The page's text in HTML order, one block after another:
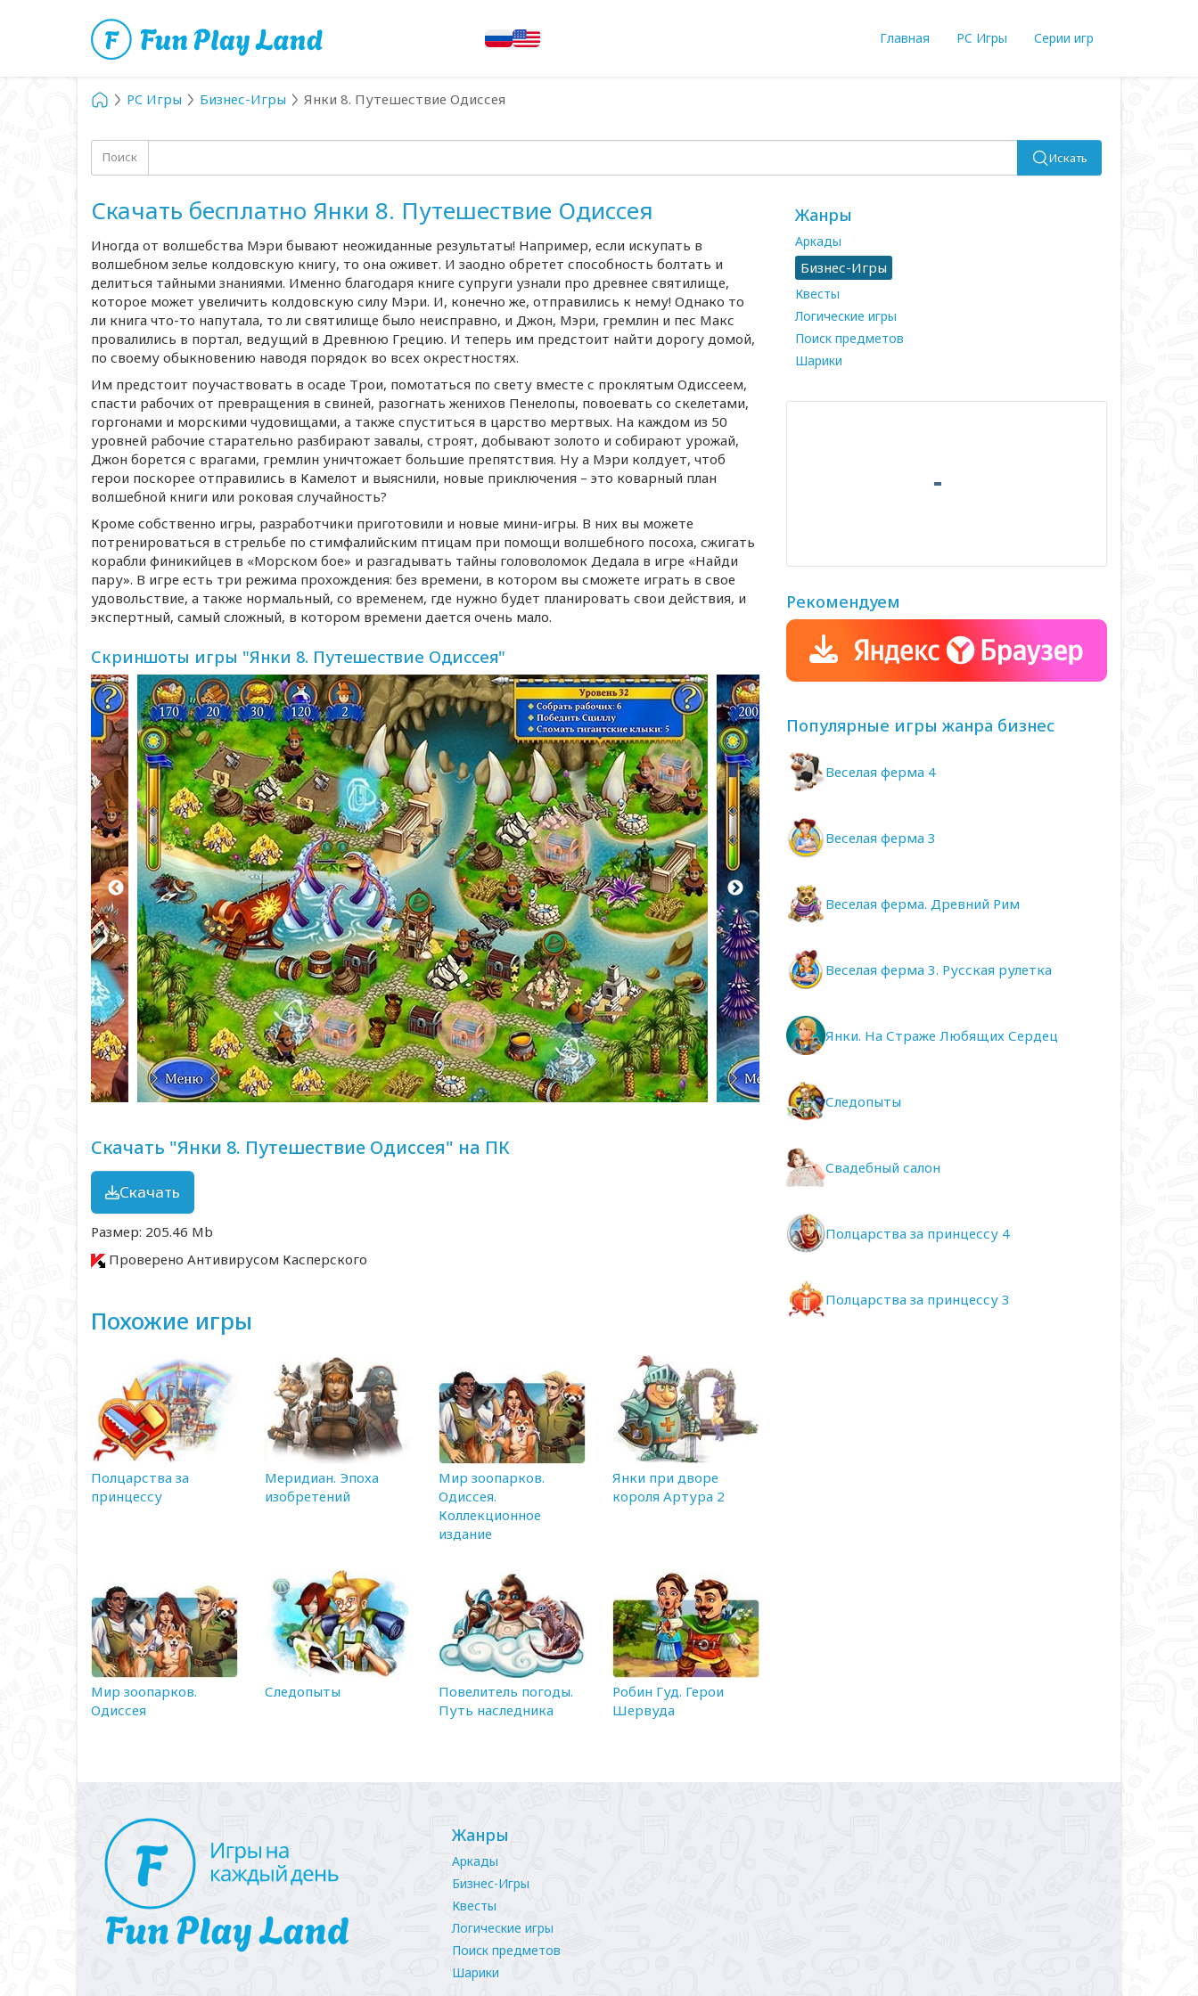
Главная PC Игры Серии игр
PC Игры Бизнес-Игры Янки 8. Путешествие Одиссея
Поиск Искать
Скачать бесплатно Янки 8. Путешествие Одиссея
Иногда от волшебства Мэри бывают неожиданные результаты! Например, если искупать в
волшебном зелье колдовскую книгу, то она оживет. И заодно обретет способность болтать и
делиться тайными знаниями. Именно благодаря книге супруги узнали про древнее святилище,
которое может увеличить колдовскую силу Мэри. И, конечно же, отправились к нему! Однако то
ли книга что-то напутала, то ли святилище было неисправно, и Джон, Мэри, гремлин и пес Макс
провалились в портал, ведущий в Древнюю Грецию. И теперь им предстоит найти дорогу домой,
по своему обыкновению наводя порядок во всех окрестностях.
Им предстоит поучаствовать в осаде Трои, помотаться по свету вместе с проклятым Одиссеем,
спасти рабочих от превращения в свиней, разогнать женихов Пенелопы, повоевать со скелетами,
горгонами и морскими чудовищами, а также спуститься в царство мертвых. На каждом из 50
уровней рабочие старательно разбирают завалы, строят, добывают золото и собирают урожай,
Джон борется с врагами, гремлин уничтожает большие препятствия. Ну а Мэри колдует, чтоб
герои поскорее отправились в Камелот и выяснили, новые приключения – это коварный план
волшебной книги или роковая случайность?
Кроме собственно игры, разработчики приготовили и новые мини-игры. В них вы можете
потренироваться в стрельбе по стимфалийским птицам при помощи волшебного посоха, сжигать
корабли финикийцев в «Морском бое» и разгадывать тайны головоломок Дедала в игре «Найди
пару». В игре есть три режима прохождения: без времени, в котором вы сможете играть в свое
удовольствие, а также нормальный, со временем, где нужно будет планировать свои действия, и
экспертный, самый сложный, в котором времени дается очень мало.
Скриншоты игры "Янки 8. Путешествие Одиссея"
Скачать "Янки 8. Путешествие Одиссея" на ПК
Скачать
Размер: 205.46 Mb
Проверено Антивирусом Касперского
Похожие игры
Полцарства за
принцессу
Меридиан. Эпоха
изобретений
Мир зоопарков.
Одиссея.
Коллекционное
издание
Янки при дворе
короля Артура 2
Мир зоопарков.
Одиссея
Следопыты
Повелитель погоды.
Путь наследника
Робин Гуд. Герои
Шервуда
Жанры
Аркады
Бизнес-Игры
Квесты
Логические игры
Поиск предметов
Шарики
Рекомендуем
Популярные игры жанра бизнес
Веселая ферма 4
Веселая ферма 3
Веселая ферма. Древний Рим
Веселая ферма 3. Русская рулетка
Янки. На Страже Любящих Сердец
Следопыты
Свадебный салон
Полцарства за принцессу 4
Полцарства за принцессу 3
Жанры
Аркады
Бизнес-Игры
Квесты
Логические игры
Поиск предметов
Шарики